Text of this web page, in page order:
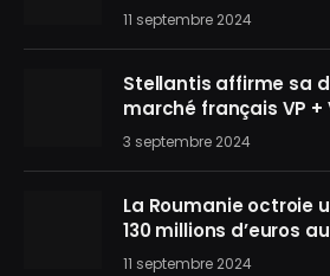
11 septembre 2024
Stellantis affirme sa
marché français VP +
3 septembre 2024
La Roumanie octroie
130 millions d’euros
11 septembre 2024